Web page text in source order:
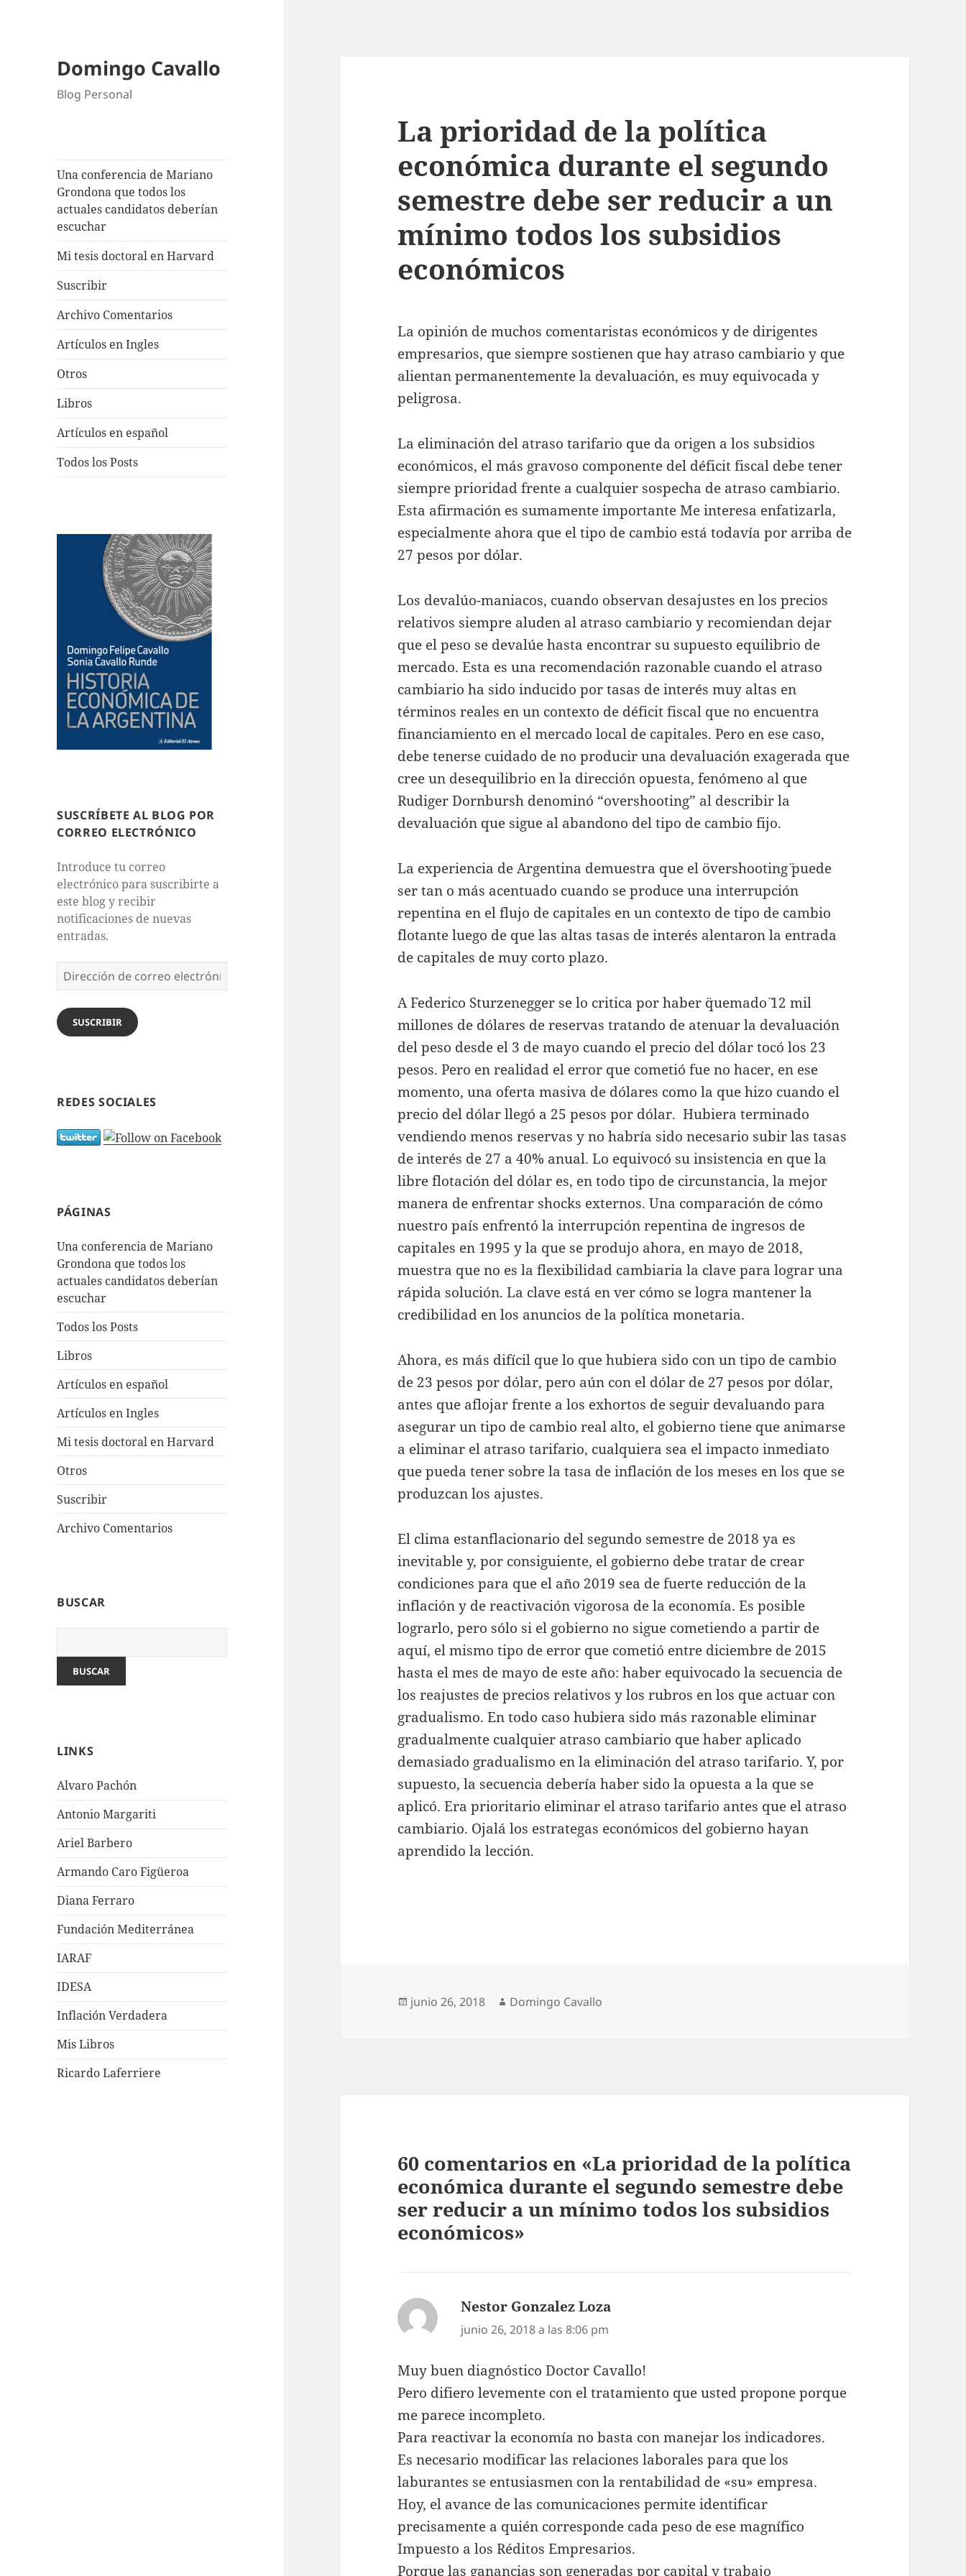
Domingo Cavallo
Blog Personal
Una conferencia de Mariano
Grondona que todos los
actuales candidatos deberían
escuchar
Mi tesis doctoral en Harvard
Suscribir
Archivo Comentarios
Artículos en Ingles
Otros
Libros
Artículos en español
Todos los Posts
SUSCRÍBETE AL BLOG POR
CORREO ELECTRÓNICO
Introduce tu correo
electrónico para suscribirte a
este blog y recibir
notificaciones de nuevas
entradas.
Dirección
de
correo
electrónico
SUSCRIBIR
REDES SOCIALES
PÁGINAS
Una conferencia de Mariano
Grondona que todos los
actuales candidatos deberían
escuchar
Todos los Posts
Libros
Artículos en español
Artículos en Ingles
Mi tesis doctoral en Harvard
Otros
Suscribir
Archivo Comentarios
BUSCAR
LINKS
Alvaro Pachón
Antonio Margariti
Ariel Barbero
Armando Caro Figüeroa
Diana Ferraro
Fundación Mediterránea
IARAF
IDESA
Inflación Verdadera
Mis Libros
Ricardo Laferriere
La prioridad de la política
económica durante el segundo
semestre debe ser reducir a un
mínimo todos los subsidios
económicos
La opinión de muchos comentaristas económicos y de dirigentes
empresarios, que siempre sostienen que hay atraso cambiario y que
alientan permanentemente la devaluación, es muy equivocada y
peligrosa.
La eliminación del atraso tarifario que da origen a los subsidios
económicos, el más gravoso componente del déficit fiscal debe tener
siempre prioridad frente a cualquier sospecha de atraso cambiario.
Esta afirmación es sumamente importante Me interesa enfatizarla,
especialmente ahora que el tipo de cambio está todavía por arriba de
27 pesos por dólar.
Los devalúo-maniacos, cuando observan desajustes en los precios
relativos siempre aluden al atraso cambiario y recomiendan dejar
que el peso se devalúe hasta encontrar su supuesto equilibrio de
mercado. Esta es una recomendación razonable cuando el atraso
cambiario ha sido inducido por tasas de interés muy altas en
términos reales en un contexto de déficit fiscal que no encuentra
financiamiento en el mercado local de capitales. Pero en ese caso,
debe tenerse cuidado de no producir una devaluación exagerada que
cree un desequilibrio en la dirección opuesta, fenómeno al que
Rudiger Dornbursh denominó “overshooting” al describir la
devaluación que sigue al abandono del tipo de cambio fijo.
La experiencia de Argentina demuestra que el ¨overshooting¨ puede
ser tan o más acentuado cuando se produce una interrupción
repentina en el flujo de capitales en un contexto de tipo de cambio
flotante luego de que las altas tasas de interés alentaron la entrada
de capitales de muy corto plazo.
A Federico Sturzenegger se lo critica por haber ¨quemado¨ 12 mil
millones de dólares de reservas tratando de atenuar la devaluación
del peso desde el 3 de mayo cuando el precio del dólar tocó los 23
pesos. Pero en realidad el error que cometió fue no hacer, en ese
momento, una oferta masiva de dólares como la que hizo cuando el
precio del dólar llegó a 25 pesos por dólar. Hubiera terminado
vendiendo menos reservas y no habría sido necesario subir las tasas
de interés de 27 a 40% anual. Lo equivocó su insistencia en que la
libre flotación del dólar es, en todo tipo de circunstancia, la mejor
manera de enfrentar shocks externos. Una comparación de cómo
nuestro país enfrentó la interrupción repentina de ingresos de
capitales en 1995 y la que se produjo ahora, en mayo de 2018,
muestra que no es la flexibilidad cambiaria la clave para lograr una
rápida solución. La clave está en ver cómo se logra mantener la
credibilidad en los anuncios de la política monetaria.
Ahora, es más difícil que lo que hubiera sido con un tipo de cambio
de 23 pesos por dólar, pero aún con el dólar de 27 pesos por dólar,
antes que aflojar frente a los exhortos de seguir devaluando para
asegurar un tipo de cambio real alto, el gobierno tiene que animarse
a eliminar el atraso tarifario, cualquiera sea el impacto inmediato
que pueda tener sobre la tasa de inflación de los meses en los que se
produzcan los ajustes.
El clima estanflacionario del segundo semestre de 2018 ya es
inevitable y, por consiguiente, el gobierno debe tratar de crear
condiciones para que el año 2019 sea de fuerte reducción de la
inflación y de reactivación vigorosa de la economía. Es posible
lograrlo, pero sólo si el gobierno no sigue cometiendo a partir de
aquí, el mismo tipo de error que cometió entre diciembre de 2015
hasta el mes de mayo de este año: haber equivocado la secuencia de
los reajustes de precios relativos y los rubros en los que actuar con
gradualismo. En todo caso hubiera sido más razonable eliminar
gradualmente cualquier atraso cambiario que haber aplicado
demasiado gradualismo en la eliminación del atraso tarifario. Y, por
supuesto, la secuencia debería haber sido la opuesta a la que se
aplicó. Era prioritario eliminar el atraso tarifario antes que el atraso
cambiario. Ojalá los estrategas económicos del gobierno hayan
aprendido la lección.
Publicado
junio 26, 2018 Autor
Domingo Cavallo
60 comentarios en «La prioridad de la política
económica durante el segundo semestre debe
ser reducir a un mínimo todos los subsidios
económicos»
Nestor Gonzalez Loza
junio 26, 2018 a las 8:06 pm
Muy buen diagnóstico Doctor Cavallo!
Pero difiero levemente con el tratamiento que usted propone porque
me parece incompleto.
Para reactivar la economía no basta con manejar los indicadores.
Es necesario modificar las relaciones laborales para que los
laburantes se entusiasmen con la rentabilidad de «su» empresa.
Hoy, el avance de las comunicaciones permite identificar
precisamente a quién corresponde cada peso de ese magnífico
Impuesto a los Réditos Empresarios.
Porque las ganancias son generadas por capital y trabajo